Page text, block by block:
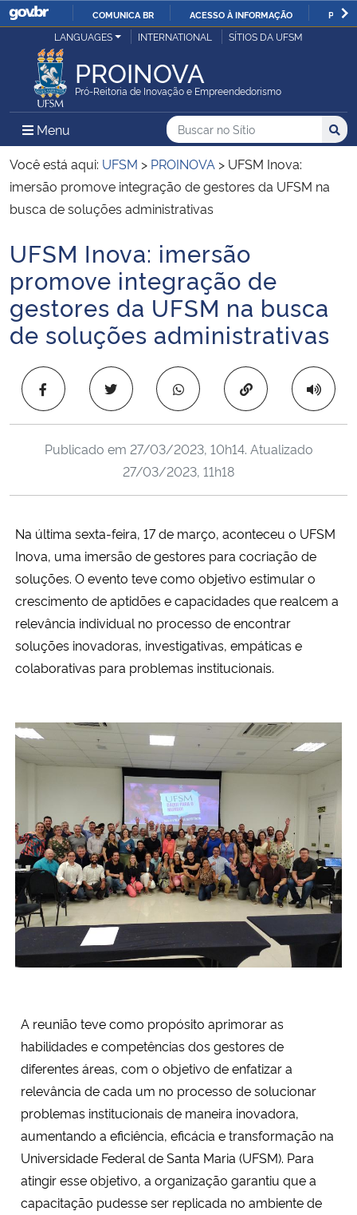
IR
O
COMUNICA BR ACESSO À INFORMAÇÃO
Ministério da Justiça e Segurança Pública
Ministério da Defesa
Ministério das Relações Exteriores
Ministério da Economia
Ministério da Infraestrutura
Ministério da Agricultura, Pecuária e Abastecimento
Ministério da Educação
Ministério da Cidadania
Ministério da Saúde
Ministério de Minas e Energia
Ministério da Ciência, Tecnologia, Inovações e Comunicações
Ministério do Meio Ambiente
Ministério do Turismo
Ministério do Desenvolvimento Regional
Controladoria-Geral da União
Secretaria-Geral
Gabinete de Segurança Institucional
Advocacia-Geral da União
Banco Central do Brasil
Planalto
LANGUAGES INTERNATIONAL SÍTIOS DA UFSM
PROINOVA
Pró-Reitoria de Inovação e Empreendedorismo
Menu Menu Principal do Sítio
Busca
Buscar no no Sítio
Busca:
Você está aqui: UFSM > PROINOVA > UFSM Inova:
imersão promove integração de gestores da UFSM na
busca de soluções administrativas
Início do conteúdo
UFSM Inova: imersão
promove integração de
gestores da UFSM na busca
de soluções administrativas
Copiar para área
Publicado em 27/03/2023, 10h14. Atualizado
27/03/2023, 11h18
Na última sexta-feira, 17 de março, aconteceu o UFSM
Inova, uma imersão de gestores para cocriação de
soluções. O evento teve como objetivo estimular o
crescimento de aptidões e capacidades que realcem a
relevância individual no processo de encontrar
soluções inovadoras, investigativas, empáticas e
colaborativas para problemas institucionais.
A reunião teve como propósito aprimorar as
habilidades e competências dos gestores de
diferentes áreas, com o objetivo de enfatizar a
relevância de cada um no processo de solucionar
problemas institucionais de maneira inovadora,
aumentando a eficiência, eficácia e transformação na
Universidade Federal de Santa Maria (UFSM). Para
atingir esse objetivo, a organização garantiu que a
capacitação pudesse ser replicada no ambiente de